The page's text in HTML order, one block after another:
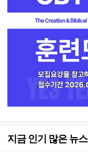
지금 인기 많은 뉴스